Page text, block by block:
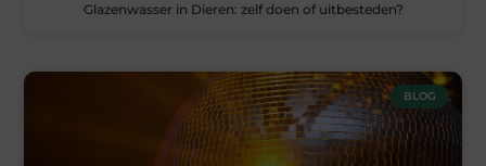
Glazenwasser in Dieren: zelf doen of uitbesteden?
BLOG